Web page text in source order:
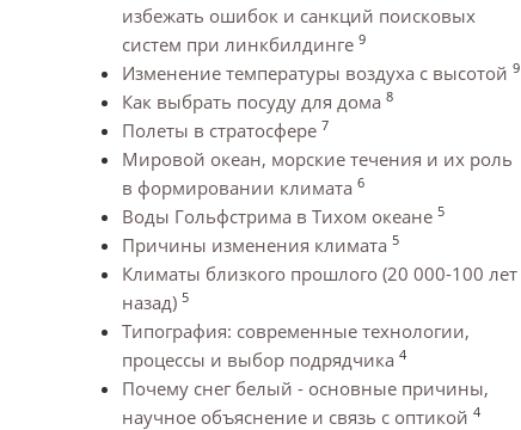
избежать ошибок и санкций поисковых
систем при линкбилдинге 9
Изменение температуры воздуха с высотой 9
Как выбрать посуду для дома 8
Полеты в стратосфере 7
Мировой океан, морские течения и их роль
в формировании климата 6
Воды Гольфстрима в Тихом океане 5
Причины изменения климата 5
Климаты близкого прошлого (20 000-100 лет
назад) 5
Типография: современные технологии,
процессы и выбор подрядчика 4
Почему снег белый - основные причины,
научное объяснение и связь с оптикой 4